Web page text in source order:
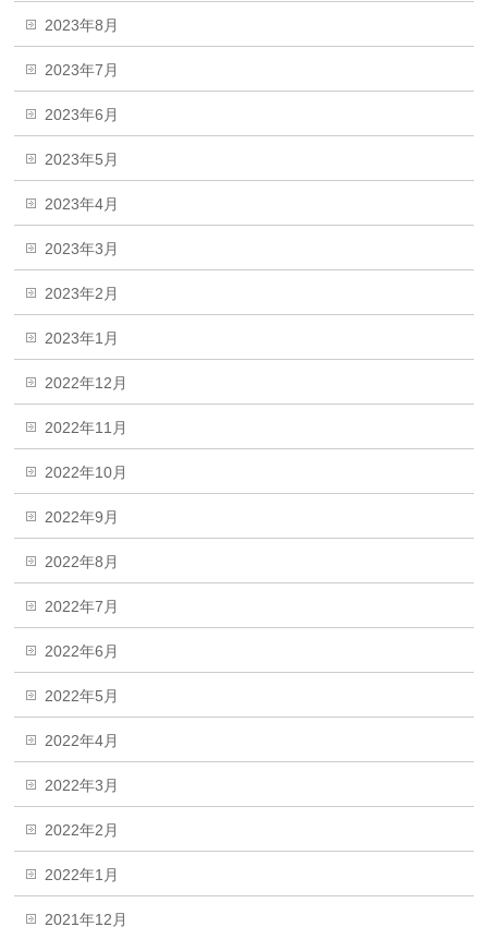
2023年8月
2023年7月
2023年6月
2023年5月
2023年4月
2023年3月
2023年2月
2023年1月
2022年12月
2022年11月
2022年10月
2022年9月
2022年8月
2022年7月
2022年6月
2022年5月
2022年4月
2022年3月
2022年2月
2022年1月
2021年12月